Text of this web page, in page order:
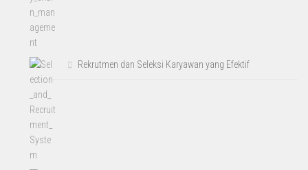
Rekrutmen dan Seleksi Karyawan yang Efektif